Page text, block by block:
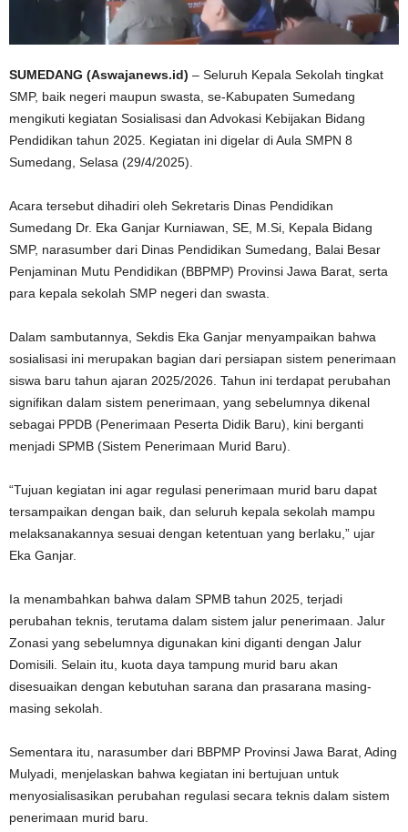
SUMEDANG (Aswajanews.id) – Seluruh Kepala Sekolah tingkat
SMP, baik negeri maupun swasta, se-Kabupaten Sumedang
mengikuti kegiatan Sosialisasi dan Advokasi Kebijakan Bidang
Pendidikan tahun 2025. Kegiatan ini digelar di Aula SMPN 8
Sumedang, Selasa (29/4/2025).
Acara tersebut dihadiri oleh Sekretaris Dinas Pendidikan
Sumedang Dr. Eka Ganjar Kurniawan, SE, M.Si, Kepala Bidang
SMP, narasumber dari Dinas Pendidikan Sumedang, Balai Besar
Penjaminan Mutu Pendidikan (BBPMP) Provinsi Jawa Barat, serta
para kepala sekolah SMP negeri dan swasta.
Dalam sambutannya, Sekdis Eka Ganjar menyampaikan bahwa
sosialisasi ini merupakan bagian dari persiapan sistem penerimaan
siswa baru tahun ajaran 2025/2026. Tahun ini terdapat perubahan
signifikan dalam sistem penerimaan, yang sebelumnya dikenal
sebagai PPDB (Penerimaan Peserta Didik Baru), kini berganti
menjadi SPMB (Sistem Penerimaan Murid Baru).
“Tujuan kegiatan ini agar regulasi penerimaan murid baru dapat
tersampaikan dengan baik, dan seluruh kepala sekolah mampu
melaksanakannya sesuai dengan ketentuan yang berlaku,” ujar
Eka Ganjar.
Ia menambahkan bahwa dalam SPMB tahun 2025, terjadi
perubahan teknis, terutama dalam sistem jalur penerimaan. Jalur
Zonasi yang sebelumnya digunakan kini diganti dengan Jalur
Domisili. Selain itu, kuota daya tampung murid baru akan
disesuaikan dengan kebutuhan sarana dan prasarana masing-
masing sekolah.
Sementara itu, narasumber dari BBPMP Provinsi Jawa Barat, Ading
Mulyadi, menjelaskan bahwa kegiatan ini bertujuan untuk
menyosialisasikan perubahan regulasi secara teknis dalam sistem
penerimaan murid baru.